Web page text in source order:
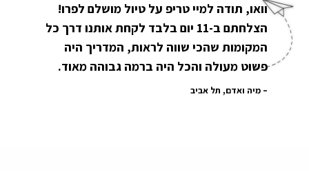
וואו, תודה למיי טריפ על טיול מושלם לפרו!
הצלחתם ב-11 יום בלבד לקחת אותנו דרך כל
המקומות שהכי שווה לראות, המדריך היה
פשוט מעולה והכל היה ברמה גבוהה מאוד.
מיה ואדם, תל אביב